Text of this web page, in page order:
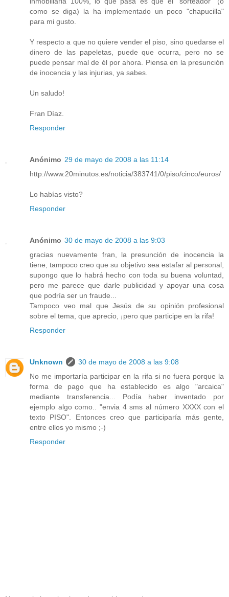
como se diga) la ha implementado un poco "chapucilla"
para mi gusto.
Y respecto a que no quiere vender el piso, sino quedarse el
dinero de las papeletas, puede que ocurra, pero no se
puede pensar mal de él por ahora. Piensa en la presunción
de inocencia y las injurias, ya sabes.
Un saludo!
Fran Díaz.
Responder
Anónimo 29 de mayo de 2008 a las 11:14
http://www.20minutos.es/noticia/383741/0/piso/cinco/euros/
Lo habías visto?
Responder
Anónimo 30 de mayo de 2008 a las 9:03
gracias nuevamente fran, la presunción de inocencia la
tiene, tampoco creo que su objetivo sea estafar al personal,
supongo que lo habrá hecho con toda su buena voluntad,
pero me parece que darle publicidad y apoyar una cosa
que podría ser un fraude...
Tampoco veo mal que Jesús de su opinión profesional
sobre el tema, que aprecio, ¡pero que participe en la rifa!
Responder
Unknown
30 de mayo de 2008 a las 9:08
No me importaría participar en la rifa si no fuera porque la
forma de pago que ha establecido es algo "arcaica"
mediante transferencia... Podía haber inventado por
ejemplo algo como.. "envia 4 sms al número XXXX con el
texto PISO". Entonces creo que participaría más gente,
entre ellos yo mismo ;-)
Responder